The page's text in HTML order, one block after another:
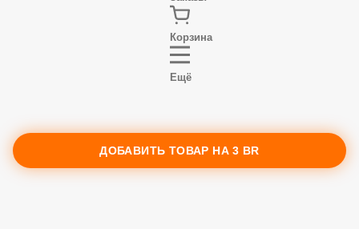
ДОБАВИТЬ ТОВАР НА3 BR
Корзина
Ещё